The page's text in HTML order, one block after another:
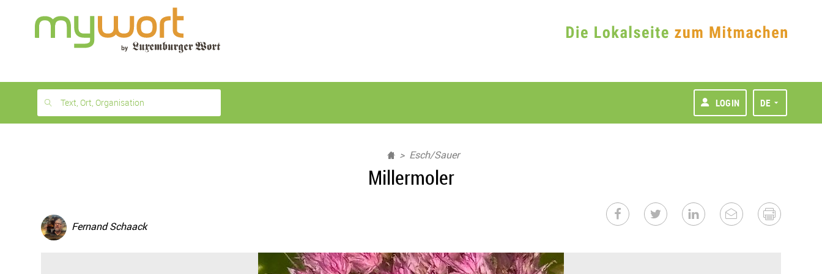
month
free
Text, Ort, Organisation LOGIN DE
Esch/Sauer
Millermoler
Fernand Schaack